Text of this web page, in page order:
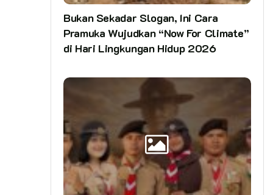
Bukan Sekadar Slogan, Ini Cara
Pramuka Wujudkan “Now For Climate”
di Hari Lingkungan Hidup 2026